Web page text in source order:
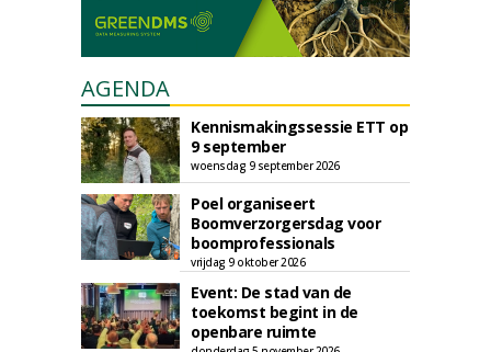
AGENDA
Kennismakingssessie ETT op
9 september
woensdag 9 september 2026
Poel organiseert
Boomverzorgersdag voor
boomprofessionals
vrijdag 9 oktober 2026
Event: De stad van de
toekomst begint in de
openbare ruimte